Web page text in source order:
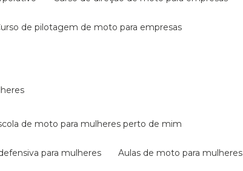
curso de pilotagem de moto para empresas
de moto para mulheres perto de mim
para mulheres aulas de moto para mulheres